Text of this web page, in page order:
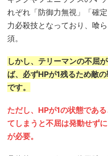
れぞれ「防御力無視」「確
力必殺技となっており、喰
須。
しかし、テリーマンの不屈
ば、必ずHPが1残るため敵
です。
ただし、HPが1の状態であ
てしまうと不屈は発動せず
が必要。